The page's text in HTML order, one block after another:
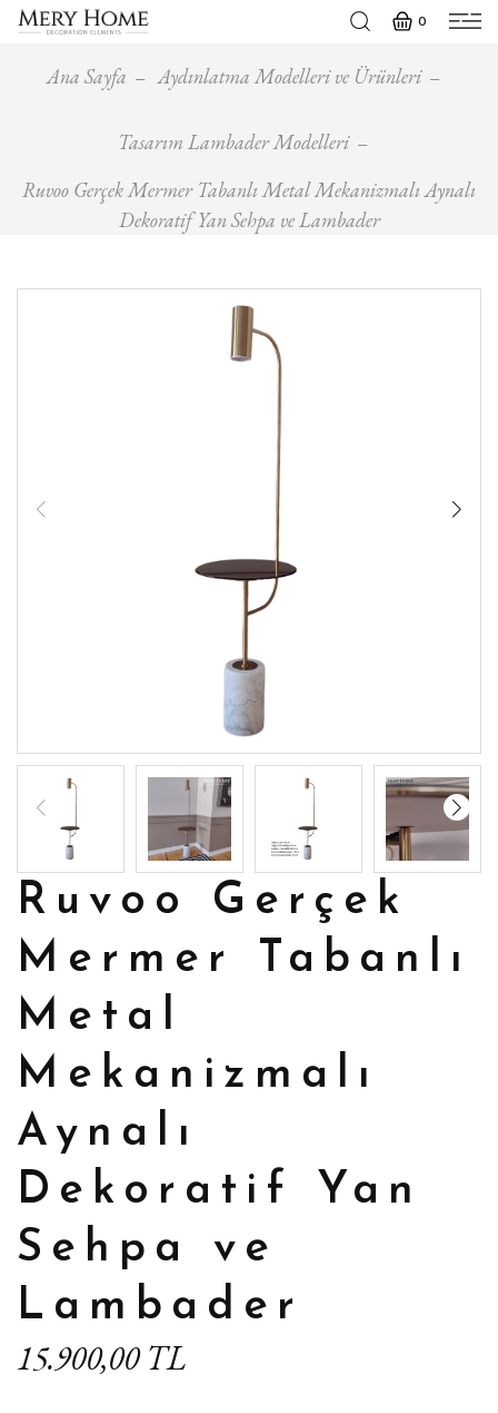
0
Ana Sayfa Aydınlatma Modelleri ve Ürünleri
Tasarım Lambader Modelleri
Ruvoo Gerçek Mermer Tabanlı Metal Mekanizmalı Aynalı
Dekoratif Yan Sehpa ve Lambader
Ruvoo Gerçek
Mermer Tabanlı
Metal
Mekanizmalı
Aynalı
Dekoratif Yan
Sehpa ve
Lambader
15.900,00 TL